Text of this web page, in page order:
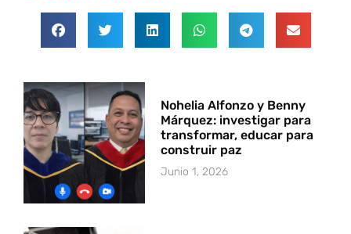
Nohelia Alfonzo y Benny
Márquez: investigar para
transformar, educar para
construir paz
Junio 1, 2026